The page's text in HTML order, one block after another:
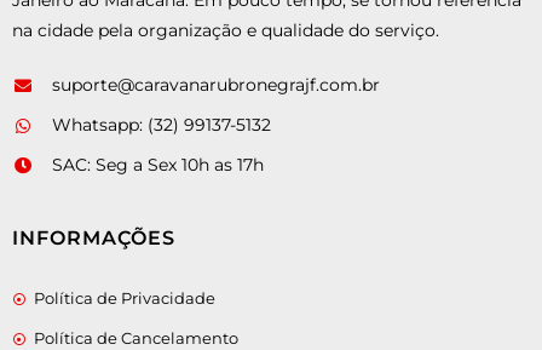
na cidade pela organização e qualidade do serviço.
suporte@caravanarubronegrajf.com.br
Whatsapp: (32) 99137-5132
SAC: Seg a Sex 10h as 17h
INFORMAÇÕES
Política de Privacidade
Política de Cancelamento